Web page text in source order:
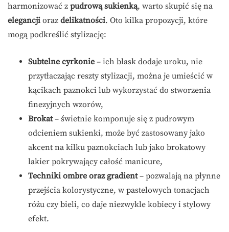
harmonizować z pudrową sukienką, warto skupić się na
elegancji oraz delikatności. Oto kilka propozycji, które
mogą podkreślić stylizację:
Subtelne cyrkonie – ich blask dodaje uroku, nie
przytłaczając reszty stylizacji, można je umieścić w
kącikach paznokci lub wykorzystać do stworzenia
finezyjnych wzorów,
Brokat– świetnie komponuje się z pudrowym
odcieniem sukienki, może być zastosowany jako
akcent na kilku paznokciach lub jako brokatowy
lakier pokrywający całość manicure,
Techniki ombre oraz gradient– pozwalają na płynne
przejścia kolorystyczne, w pastelowych tonacjach
różu czy bieli, co daje niezwykle kobiecy i stylowy
efekt.